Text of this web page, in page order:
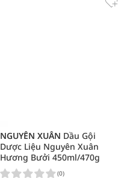
NGUYÊN XUÂN Dầu Gội
Dược Liệu Nguyên Xuân
Hương Bưởi 450ml/470g
(0)